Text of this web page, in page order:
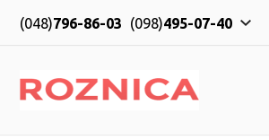
(048)796-86-03 (098)495-07-40